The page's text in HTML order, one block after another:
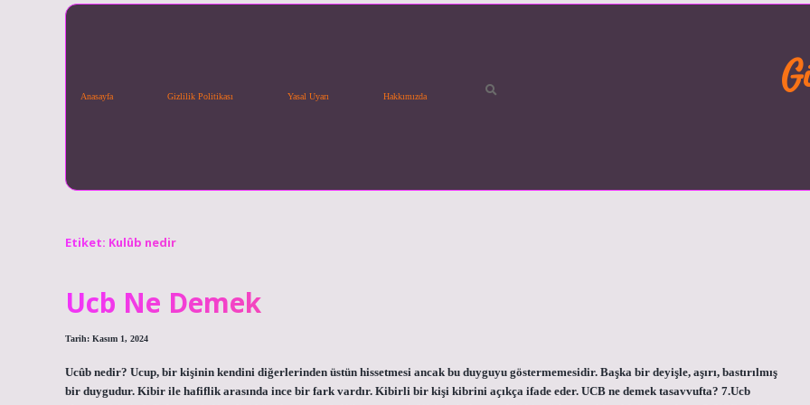
Anasayfa Gizlilik Politikası Yasal Uyarı Hakkımızda
Etiket: Kulûb nedir
Ucb Ne Demek
Tarih: Kasım 1, 2024
Ucûb nedir? Ucup, bir kişinin kendini diğerlerinden üstün hissetmesi ancak bu duyguyu göstermemesidir. Başka bir deyişle, aşırı, bastırılmış
bir duygudur. Kibir ile hafiflik arasında ince bir fark vardır. Kibirli bir kişi kibrini açıkça ifade eder. UCB ne demek tasavvufta? 7.Ucb